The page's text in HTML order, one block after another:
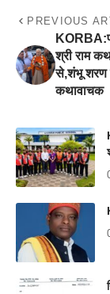
PREVIOUS
श्री राम
से,शंभू शरण
कथावाचक